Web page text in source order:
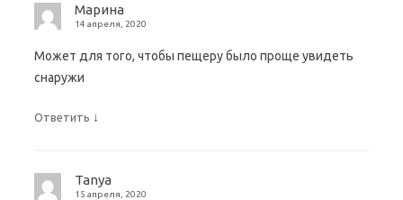
Марина
14 апреля, 2020
Может для того, чтобы пещеру было проще увидеть
снаружи
Ответить ↓
Tanya
15 апреля, 2020